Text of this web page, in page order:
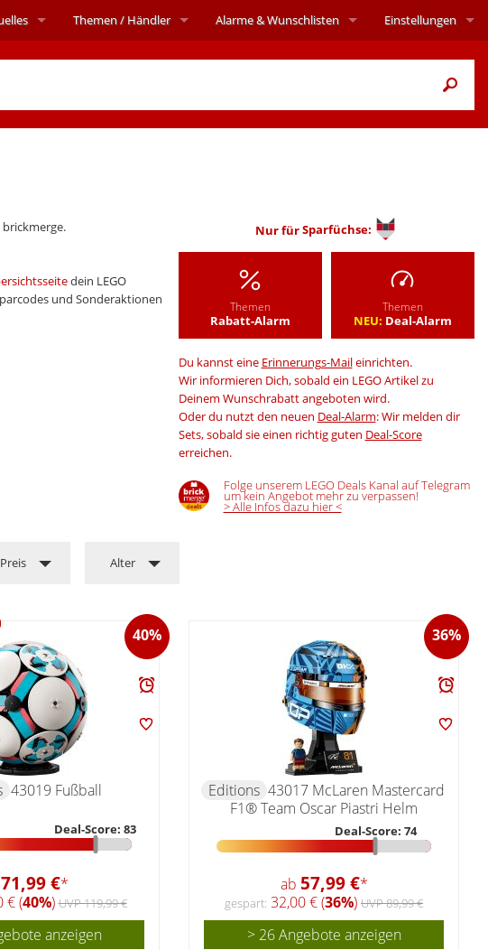
brickmerge.
dein LEGO
und Sonderaktionen
Nur fürSparfüchse:
Themen
Rabatt-Alarm
Themen
NEU: Deal-Alarm
Du kannst eine Erinnerungs-Maileinrichten.
Wir informieren Dich, sobald ein LEGO Artikel zu
Deinem Wunschrabatt angeboten wird.
Oder du nutzt den neuen Deal-Alarm: Wir melden dir
Sets, sobald sie einen richtig guten Deal-Score
erreichen.
Folge unserem LEGO Deals Kanal auf Telegram
um kein Angebot mehr zu verpassen!
> Alle Infos dazu hier <
Preis Alter
40%
43019 Fußball
Deal-Score: 83
71,99 €*
€ (40%)UVP 119,99 €
anzeigen
36%
Editions 43017 McLaren Mastercard
F1® Team Oscar Piastri Helm
Deal-Score: 74
ab 57,99 €*
gespart: 32,00 € (36%) UVP 89,99 €
> 26 Angebote anzeigen
Themen/ Händler Alarme& Wunschlisten Einstellungen